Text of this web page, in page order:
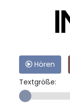
Hören
Textgröße: